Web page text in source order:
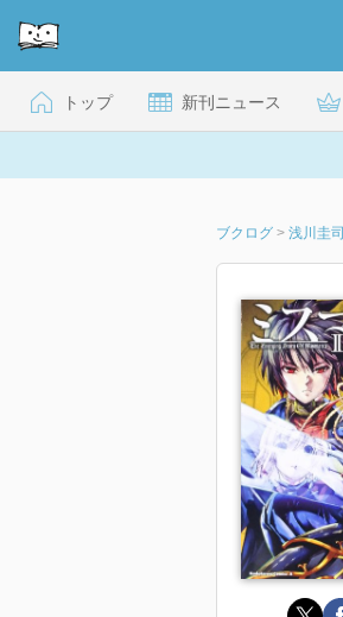
トップ 新刊ニュース
ブクログ > 浅川圭司